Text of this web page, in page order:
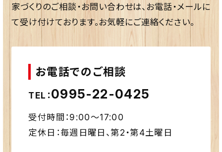
家づくりのご相談・お問い合わせは、お電話・メールに
て受け付けております。お気軽にご連絡ください。
お電話でのご相談
TEL：0995-22-0425
受付時間：9:00〜17:00
定休日：毎週日曜日、第2・第4土曜日